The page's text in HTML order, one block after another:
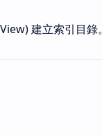
建立索引目錄。